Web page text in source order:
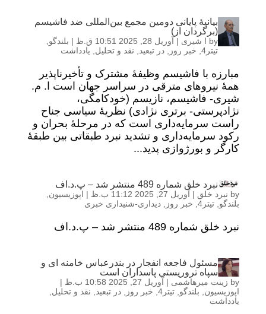
بیانیۀ پایانی دومین مجمع بین‌المللی ضد فاشیسم
(برگردان از)
by ا شیری | آوریل 28, 2025 10:51 ق.ظ | بلندگو
تیتر4
, خبر روز در تبعید نقد و تحلیل یادداشت
مبارزه با فاشیسم وظیفۀ مشترک و تأخیرناپذیر
همۀ نیروهای مترقی در سراسر جهان است ا. م.
شیری- فاشیسم، نازیسم (خودکامگی،
نژادپرستی- برتری نژادی) نظریۀ سیاسی جناح
راست‌ سرمایه‌داری است که در مرحلۀ بحران و
رکود سرمایه‌داری و تشدید نبرد طبقاتی بین طبقۀ
کارگر و بورژوازی پدید...
نبرد خلق شماره 489 منتشر شد – پ.د.اف
by نبرد خلق | آوریل 27, 2025 11:12 ب.ظ | اپوزیسیون
بلندگو تیتر4 , خبر روز دیداری-شنیداری خبری
نبرد خلق شماره 489 منتشر شد – پ.د.اف
مسئول فاجعه انفجار در بندرعباس خامنه ای و
سپاه تروریستی پاسداران است
by زینت میرهاشمی | آوریل 27, 2025 10:58 ب.ظ
|
اپوزیسیون
بلندگو تیتر4 , خبر روز در تبعید نقد و تحلیل
یادداشت